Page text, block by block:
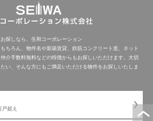
探しなら、生和コーポレーション
ちろん、物件名や新築賃貸、鉄筋コンクリート造、ネット
介手数料無料などの特徴からもお探しいただけます。大切
い、そんな方にもご満足いただける物件をお探しいたしま
戸超え